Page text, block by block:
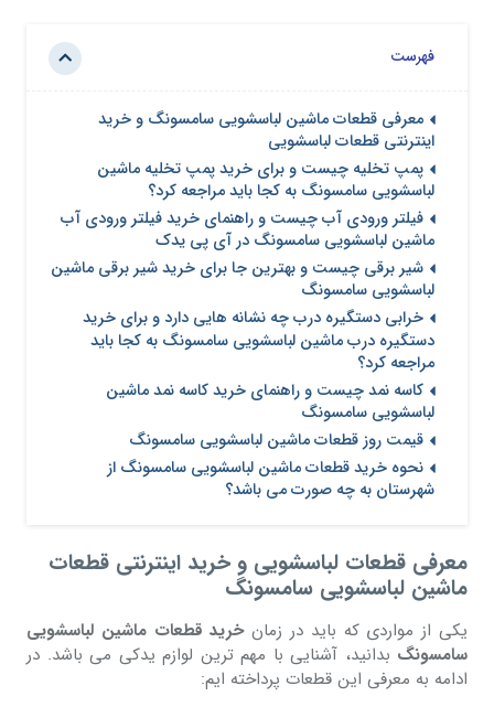
فهرست
معرفی قطعات ماشین لباسشویی سامسونگ و خرید
اینترنتی قطعات لباسشویی
پمپ تخلیه چیست و برای خرید پمپ تخلیه ماشین
لباسشویی سامسونگ به کجا باید مراجعه کرد؟
فیلتر ورودی آب چیست و راهنمای خرید فیلتر ورودی آب
ماشین لباسشویی سامسونگ در آی پی یدک
شیر برقی چیست و بهترین جا برای خرید شیر برقی ماشین
لباسشویی سامسونگ
خرابی دستگیره درب چه نشانه هایی دارد و برای خرید
دستگیره درب ماشین لباسشویی سامسونگ به کجا باید
مراجعه کرد؟
کاسه نمد چیست و راهنمای خرید کاسه نمد ماشین
لباسشویی سامسونگ
قیمت روز قطعات ماشین لباسشویی سامسونگ
نحوه خرید قطعات ماشین لباسشویی سامسونگ از
شهرستان به چه صورت می باشد؟
معرفی قطعات لباسشویی و خرید اینترنتی قطعات
ماشین لباسشویی سامسونگ
یکی از مواردی که باید در زمانخرید قطعات ماشین لباسشویی
سامسونگ بدانید، آشنایی با مهم ترین لوازم یدکی می باشد. در
ادامه به معرفی این قطعات پرداخته ایم: